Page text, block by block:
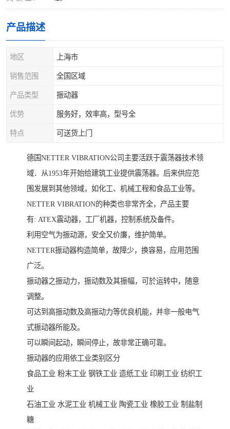
产品描述
地区 上海市
销售范围 全国区域
产品类型 振动器
优势 服务好，效率高，型号全
特点 可送货上门
德国NETTER VIBRATION公司主要活跃于震荡器技术领
域．从1953年开始给建筑工业提供震荡器。后来供应范
围发展到其他领域，如化工、机械工程和食品工业等。
NETTER VIBRATION的种类也非常齐全，产品主要
有: ATEX震动器，工厂机器，控制系统及备件。
利用空气为振动源，安全又价廉，维护简单。
NETTER振动器构造简单，故障少，换容易，应用范围
广泛。
振动器之振动力，振动数及其振幅，可於运转中，随意
调整。
可达到高振动数及高振动力等优良机能，并非一般电气
式振动器所能及。
可以瞬间起动，瞬间停止，故非常正确可靠。
振动器的应用依工业类别区分
食品工业 粉末工业 钢铁工业 造纸工业 印刷工业 纺织工
业
石油工业 水泥工业 机械工业 陶瓷工业 橡胶工业 制盐制
糖